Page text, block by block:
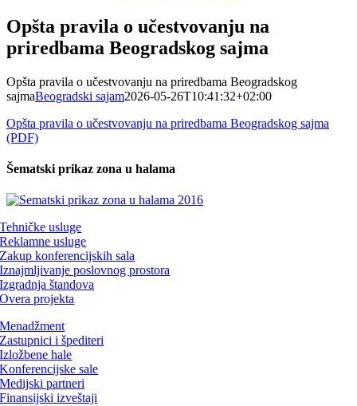
Opšta pravila o učestvovanju na
priredbama Beogradskog sajma
Opšta pravila o učestvovanju na priredbama Beogradskog
sajmaBeogradski sajam2026-05-26T10:41:32+02:00
Opšta pravila o učestvovanju na priredbama Beogradskog sajma
(PDF)
Šematski prikaz zona u halama
Tehničke usluge
Reklamne usluge
Zakup konferencijskih sala
Iznajmljivanje poslovnog prostora
Izgradnja štandova
Overa projekta
Menadžment
Zastupnici i špediteri
Izložbene hale
Konferencijske sale
Medijski partneri
Finansijski izveštaji